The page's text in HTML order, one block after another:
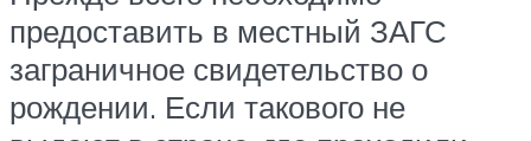
предоставить в местный ЗАГС
заграничное свидетельство о
рождении. Если такового не